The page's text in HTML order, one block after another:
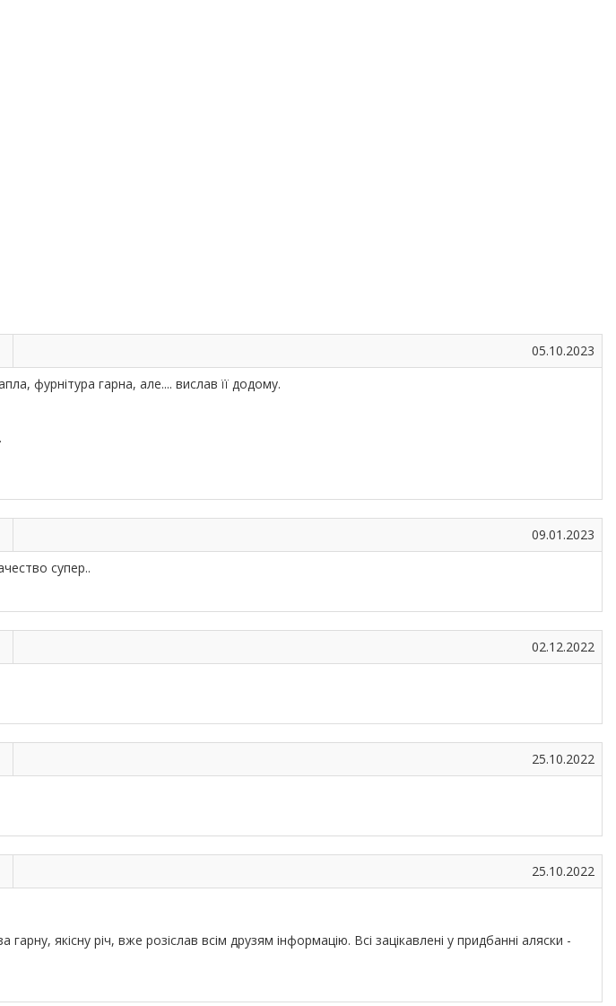
05.10.2023
фурнітура гарна, але.... вислав її додому.
09.01.2023
супер..
02.12.2022
25.10.2022
25.10.2022
якісну річ, вже розіслав всім друзям інформацію. Всі зацікавлені у придбанні аляски -